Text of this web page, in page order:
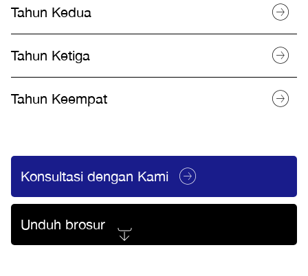
Tahun Kedua
Tahun Ketiga
Tahun Keempat
Konsultasi dengan Kami
Unduh brosur